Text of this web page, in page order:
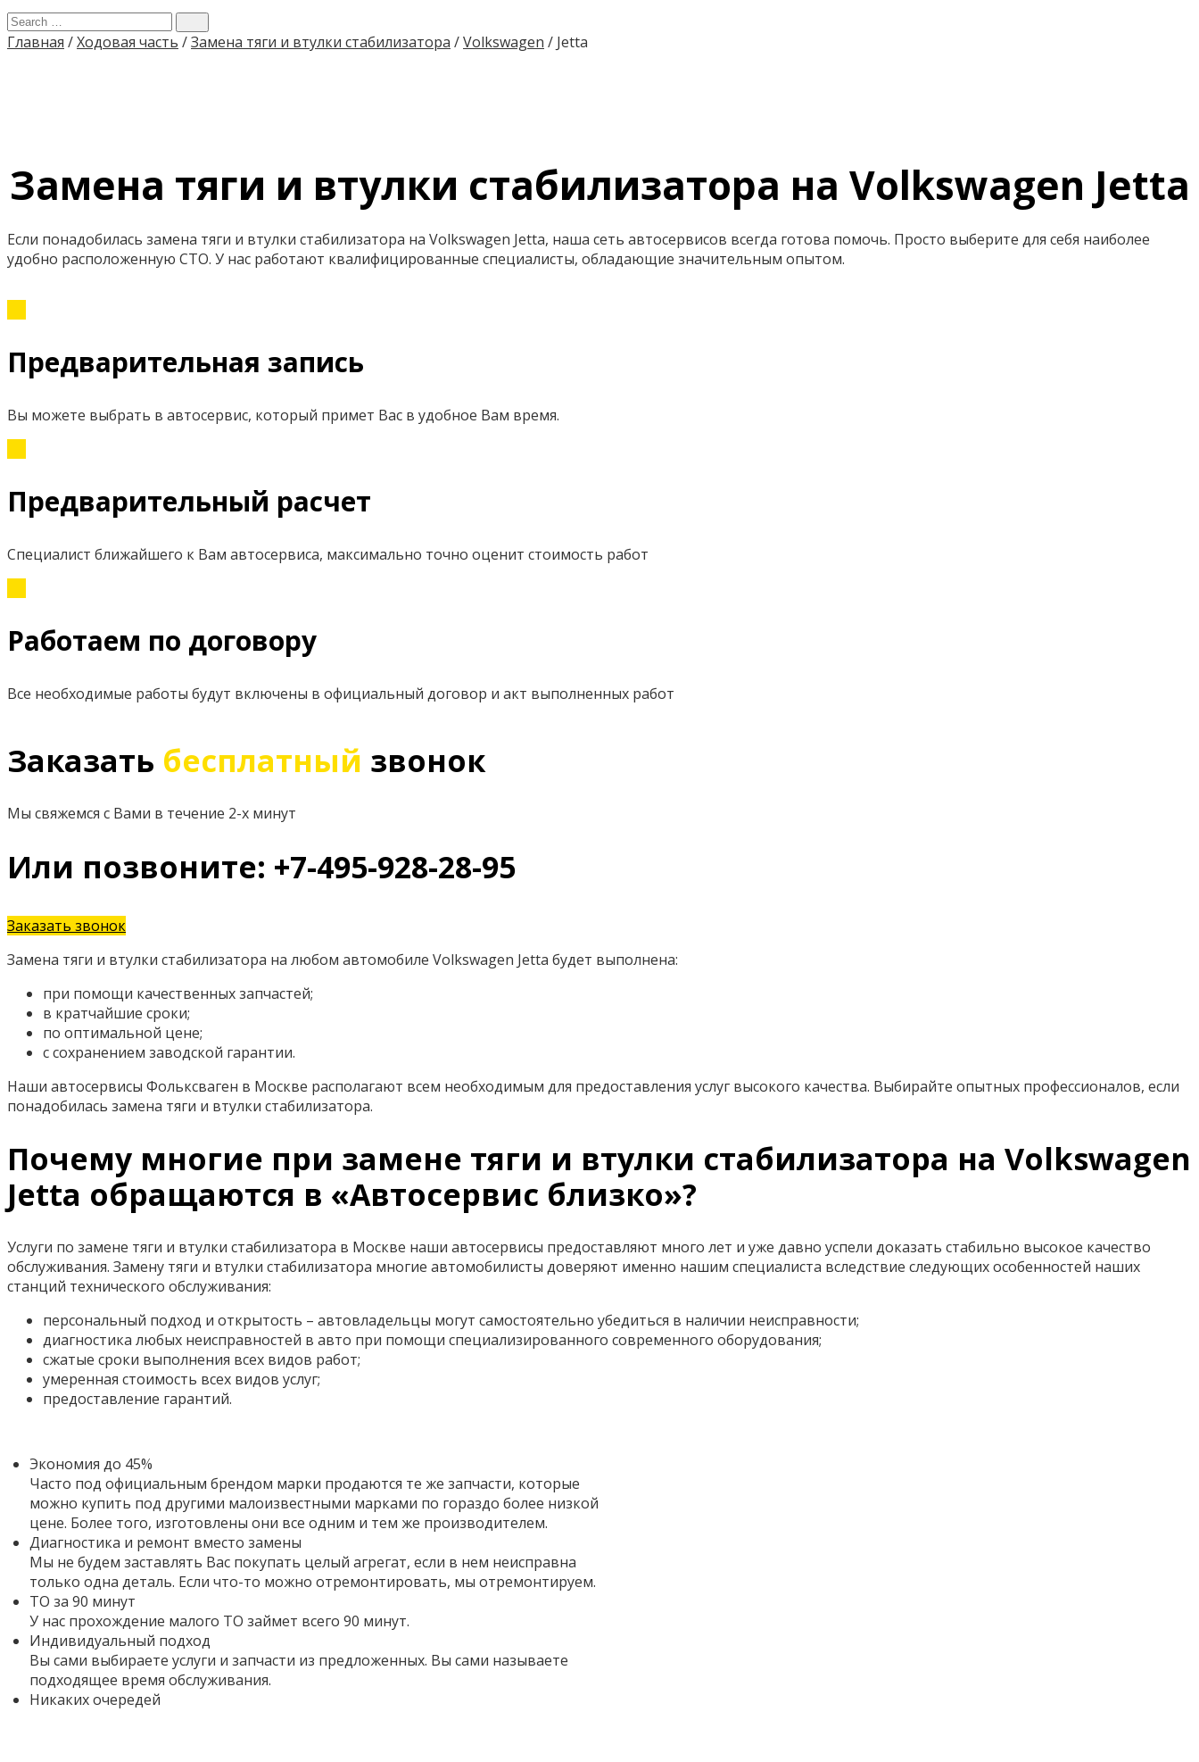
Главная /Ходовая часть /Замена тяги и втулки стабилизатора /Volkswagen / Jetta
Замена тяги и втулки стабилизатора на Volkswagen Jetta
Если понадобилась замена тяги и втулки стабилизатора на Volkswagen Jetta, наша сеть автосервисов всегда готова помочь. Просто выберите для себя наиболее
удобно расположенную СТО. У нас работают квалифицированные специалисты, обладающие значительным опытом.
Предварительная запись
Вы можете выбрать в автосервис, который примет Вас в удобное Вам время.
Предварительный расчет
Специалист ближайшего к Вам автосервиса, максимально точно оценит стоимость работ
Работаем по договору
Все необходимые работы будут включены в официальный договор и акт выполненных работ
Заказать бесплатный звонок
Мы свяжемся с Вами в течение 2-х минут
Или позвоните: +7-495-928-28-95
Заказать звонок
Замена тяги и втулки стабилизатора на любом автомобиле Volkswagen Jetta будет выполнена:
при помощи качественных запчастей;
в кратчайшие сроки;
по оптимальной цене;
с сохранением заводской гарантии.
Наши автосервисы Фольксваген в Москве располагают всем необходимым для предоставления услуг высокого качества. Выбирайте опытных профессионалов, если
понадобилась замена тяги и втулки стабилизатора.
Почему многие при замене тяги и втулки стабилизатора на Volkswagen
Jetta обращаются в «Автосервис близко»?
Услуги по замене тяги и втулки стабилизатора в Москве наши автосервисы предоставляют много лет и уже давно успели доказать стабильно высокое качество
обслуживания. Замену тяги и втулки стабилизатора многие автомобилисты доверяют именно нашим специалиста вследствие следующих особенностей наших
станций технического обслуживания:
персональный подход и открытость – автовладельцы могут самостоятельно убедиться в наличии неисправности;
диагностика любых неисправностей в авто при помощи специализированного современного оборудования;
сжатые сроки выполнения всех видов работ;
умеренная стоимость всех видов услуг;
предоставление гарантий.
Экономия до 45%
Часто под официальным брендом марки продаются те же запчасти, которые
можно купить под другими малоизвестными марками по гораздо более низкой
цене. Более того, изготовлены они все одним и тем же производителем.
Диагностика и ремонт вместо замены
Мы не будем заставлять Вас покупать целый агрегат, если в нем неисправна
только одна деталь. Если что-то можно отремонтировать, мы отремонтируем.
ТО за 90 минут
У нас прохождение малого ТО займет всего 90 минут.
Индивидуальный подход
Вы сами выбираете услуги и запчасти из предложенных. Вы сами называете
подходящее время обслуживания.
Никаких очередей